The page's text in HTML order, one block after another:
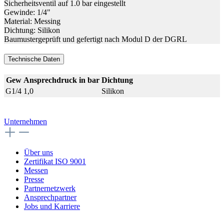
Sicherheitsventil auf 1.0 bar eingestellt
Gewinde: 1/4"
Material: Messing
Dichtung: Silikon
Baumustergeprüft und gefertigt nach Modul D der DGRL
Technische Daten
Gew Ansprechdruck in bar Dichtung
G1/4 1,0 Silikon
Unternehmen
Über uns
Zertifikat ISO 9001
Messen
Presse
Partnernetzwerk
Ansprechpartner
Jobs und Karriere